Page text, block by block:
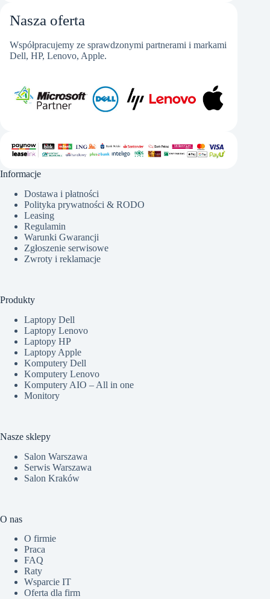
Nasza oferta
Współpracujemy ze sprawdzonymi partnerami i markami
Dell, HP, Lenovo, Apple.
Informacje
Dostawa i płatności
Polityka prywatności & RODO
Leasing
Regulamin
Warunki Gwarancji
Zgłoszenie serwisowe
Zwroty i reklamacje
Produkty
Laptopy Dell
Laptopy Lenovo
Laptopy HP
Laptopy Apple
Komputery Dell
Komputery Lenovo
Komputery AIO – All in one
Monitory
Nasze sklepy
Salon Warszawa
Serwis Warszawa
Salon Kraków
O nas
O firmie
Praca
FAQ
Raty
Wsparcie IT
Oferta dla firm